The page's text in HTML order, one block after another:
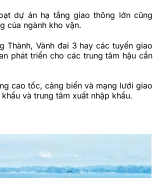
dự án hạ tầng giao thông lớn cũng
của ngành kho vận.
Thành, Vành đai 3 hay các tuyến giao
phát triển cho các trung tâm hậu cần
cao tốc, cảng biển và mạng lưới giao
và trung tâm xuất nhập khẩu.